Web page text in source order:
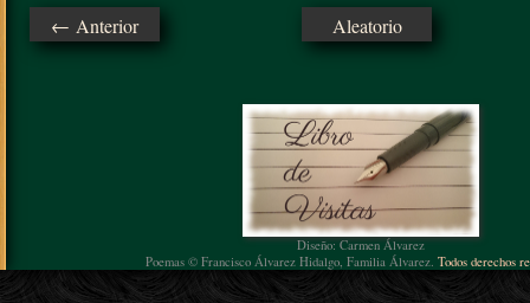
← Anterior Aleatorio
Diseño: Carmen Álvarez
Poemas © Francisco Álvarez Hidalgo, Familia Álvarez. Todos derechos